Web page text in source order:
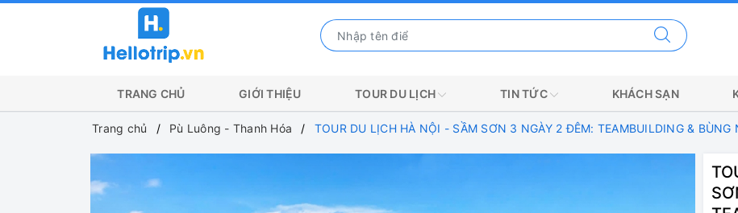
TRANG CHỦ GIỚI THIỆU TOUR DU LỊCH TIN TỨC KHÁCH SẠN
Trang chủ Pù Luông - Thanh Hóa TOUR DU LỊCH HÀ NỘI - SẦM SƠN 3 NGÀY 2 ĐÊM: TEAMBUILDING & BÙNG